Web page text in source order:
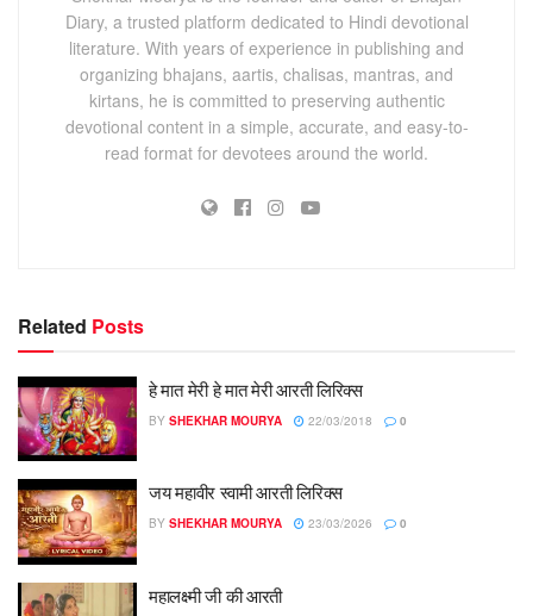
Diary, a trusted platform dedicated to Hindi devotional
literature. With years of experience in publishing and
organizing bhajans, aartis, chalisas, mantras, and
kirtans, he is committed to preserving authentic
devotional content in a simple, accurate, and easy-to-
read format for devotees around the world.
Related Posts
हे मात मेरी हे मात मेरी आरती लिरिक्स
BY SHEKHAR MOURYA 22/03/2018 0
जय महावीर स्वामी आरती लिरिक्स
BY SHEKHAR MOURYA 23/03/2026 0
महालक्ष्मी जी की आरती